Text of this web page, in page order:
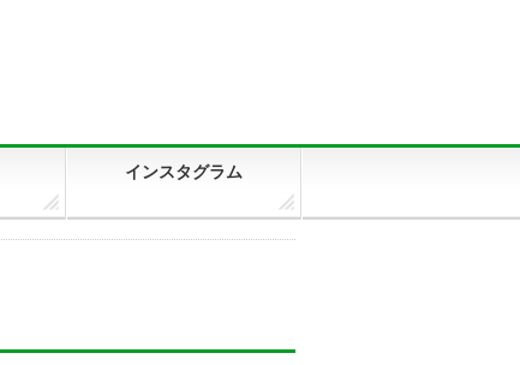
インスタグラム